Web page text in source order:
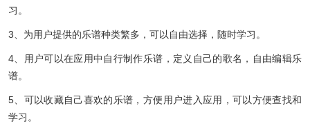
习。
3、为用户提供的乐谱种类繁多，可以自由选择，随时学习。
4、用户可以在应用中自行制作乐谱，定义自己的歌名，自由编辑乐
谱。
5、可以收藏自己喜欢的乐谱，方便用户进入应用，可以方便查找和
学习。